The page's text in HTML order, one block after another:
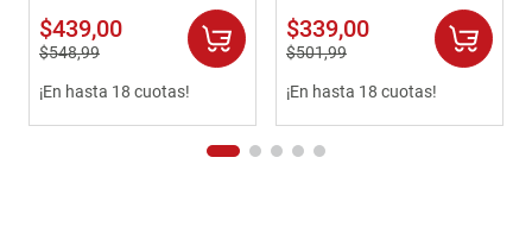
$439,00
$548,99
¡En hasta 18 cuotas!
$339,00
$501,99
¡En hasta 18 cuotas!